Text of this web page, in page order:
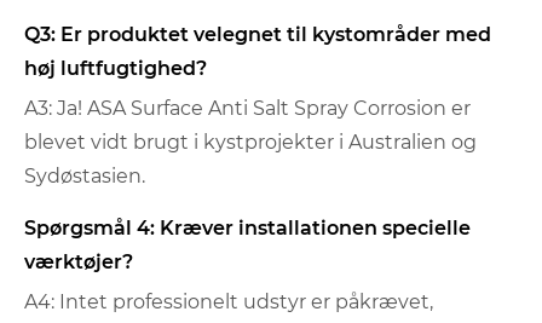
Q3: Er produktet velegnet til kystområder med
høj luftfugtighed?
A3: Ja! ASA Surface Anti Salt Spray Corrosion er
blevet vidt brugt i kystprojekter i Australien og
Sydøstasien.
Spørgsmål 4: Kræver installationen specielle
værktøjer?
A4: Intet professionelt udstyr er påkrævet,